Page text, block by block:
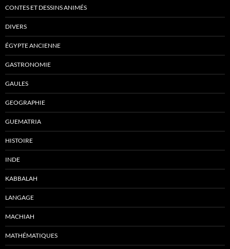
CONTES ET DESSINS ANIMÉS
DIVERS
ÉGYPTE ANCIENNE
GASTRONOMIE
GAULES
GEOGRAPHIE
GUEMATRIA
HISTOIRE
INDE
KABBALAH
LANGAGE
MACHIAH
MATHÉMATIQUES